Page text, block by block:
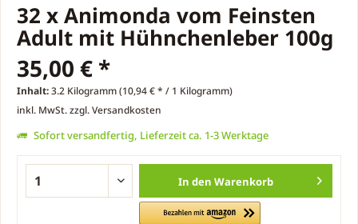
32 x Animonda vom Feinsten
Adult mit Hühnchenleber 100g
35,00 € *
Inhalt:3.2 Kilogramm (10,94 € * / 1 Kilogramm)
inkl. MwSt.zzgl. Versandkosten
Sofort versandfertig, Lieferzeit ca. 1-3 Werktage
In den Warenkorb